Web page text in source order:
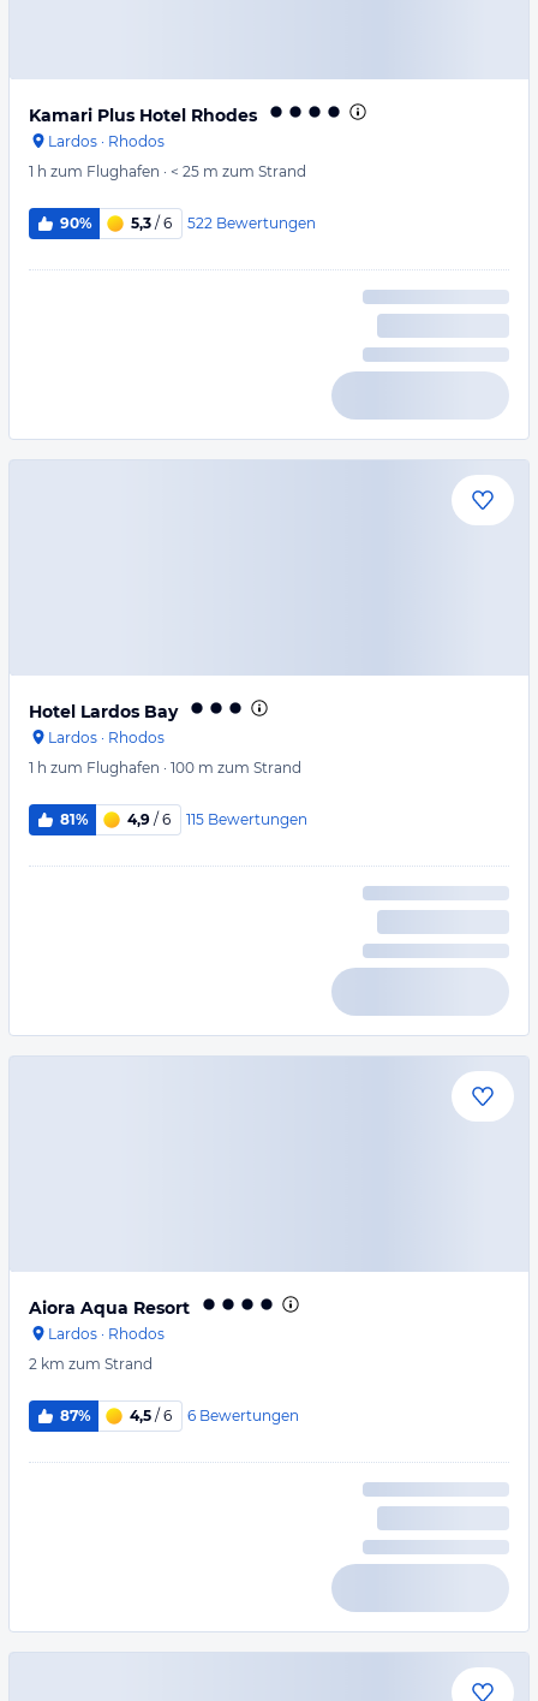
Kamari Plus Hotel Rhodes
Lardos · Rhodos
1 h zum Flughafen · < 25 m zum Strand
90% 5,3 / 6 522 Bewertungen
Hotel Lardos Bay
Lardos · Rhodos
1 h zum Flughafen · 100 m zum Strand
81% 4,9 / 6 115 Bewertungen
Aiora Aqua Resort
Lardos · Rhodos
2 km zum Strand
87% 4,5 / 6 6 Bewertungen